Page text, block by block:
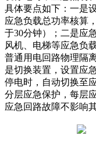
具体要点如下：一是
应急负载总功率核算
于30分钟）；二是应
风机、电梯等应急负
普通用电回路物理隔
是切换装置，设置应
停电时，自动切换至
分层应急保护，每层
应急回路故障不影响